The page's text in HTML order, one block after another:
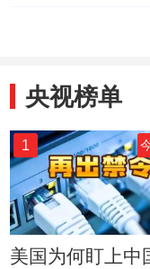
央视榜单
1
美国为何盯上中